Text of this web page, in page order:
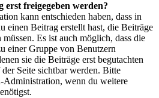
erst freigegeben werden?
kann entschieden haben, dass in
einen Beitrag erstellt hast, die Beiträge
Es ist auch möglich, dass die
einer Gruppe von Benutzern
sie die Beiträge erst begutachten
Seite sichtbar werden. Bitte
Administration, wenn du weitere